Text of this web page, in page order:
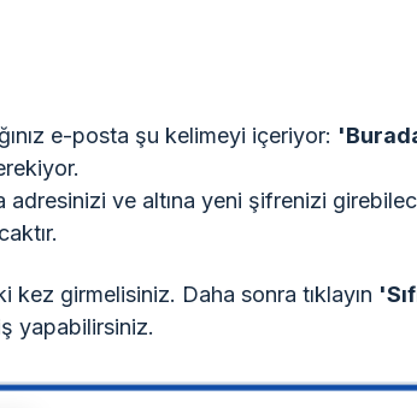
e-posta şu kelimeyi içeriyor:
adresinizi ve altına yeni şifrenizi
kez girmelisiniz. Daha sonra tıklayın
yapabilirsiniz.